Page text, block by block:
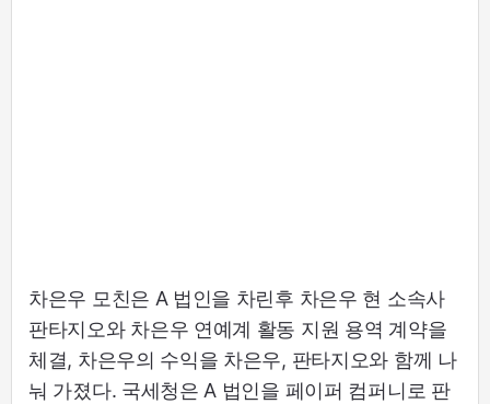
차은우 모친은 A 법인을 차린후 차은우 현 소속사
판타지오와 차은우 연예계 활동 지원 용역 계약을
체결, 차은우의 수익을 차은우, 판타지오와 함께 나
눠 가졌다. 국세청은 A 법인을 페이퍼 컴퍼니로 판